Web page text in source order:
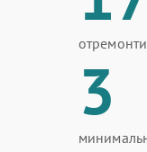
3